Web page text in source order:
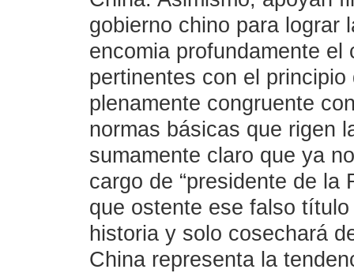
gobierno chino para lograr
encomia profundamente
pertinentes con el
plenamente congruente
normas básicas que rigen
sumamente claro que ya
cargo de “presidente de la
que ostente ese falso
historia y solo cosechará
China representa la